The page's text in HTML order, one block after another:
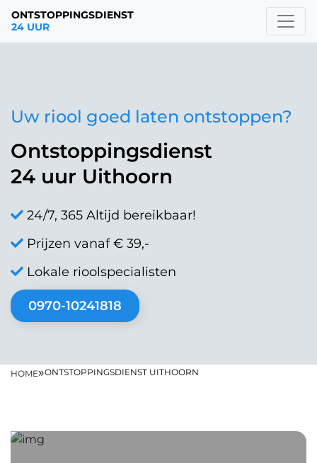
ONTSTOPPINGSDIENST
24 UUR
Uw riool goed laten ontstoppen?
Ontstoppingsdienst
24 uur Uithoorn
24/7, 365 Altijd bereikbaar!
Prijzen vanaf € 39,-
Lokale rioolspecialisten
0970-10241818
HOME»ONTSTOPPINGSDIENST UITHOORN